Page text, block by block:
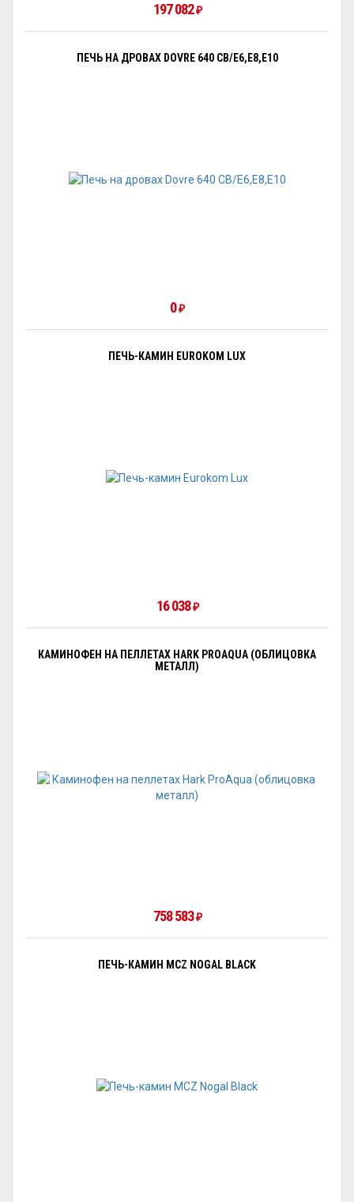
197 082 ₽
ПЕЧЬ НА ДРОВАХ DOVRE 640 CB/E6,E8,E10
0 ₽
ПЕЧЬ-КАМИН EUROKOM LUX
16 038 ₽
КАМИНОФЕН НА ПЕЛЛЕТАХ HARK PROAQUA (ОБЛИЦОВКА
МЕТАЛЛ)
758 583 ₽
ПЕЧЬ-КАМИН MCZ NOGAL BLACK